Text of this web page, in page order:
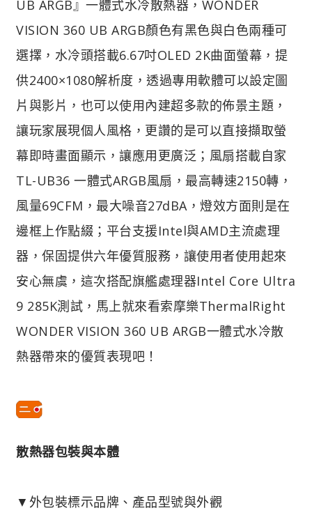
UB ARGB』一體式水冷散熱器，WONDER
VISION 360 UB ARGB顏色有黑色與白色兩種可
選擇，水冷頭搭載6.67吋OLED 2K曲面螢幕，提
供2400×1080解析度，透過專用軟體可以設定圖
片與影片，也可以使用內建超多款的佈景主題，
讓玩家展現個人風格，更讚的是可以直接擷取螢
幕即時畫面顯示，讓應用更廣泛；風扇搭載自家
TL-UB36 一體式ARGB風扇，最高轉速2150轉，
風量69CFM，最大噪音27dBA，燈效方面則是在
邊框上作點綴；平台支援Intel與AMD主流處理
器，保固提供六年優質服務，讓使用者使用起來
安心無虞，這次搭配旗艦處理器Intel Core Ultra
9 285K測試，馬上就來看索摩樂ThermalRight
WONDER VISION 360 UB ARGB一體式水冷散
熱器帶來的優質表現吧！
散熱器包裝與本體
▼外包裝標示品牌、產品型號與外觀